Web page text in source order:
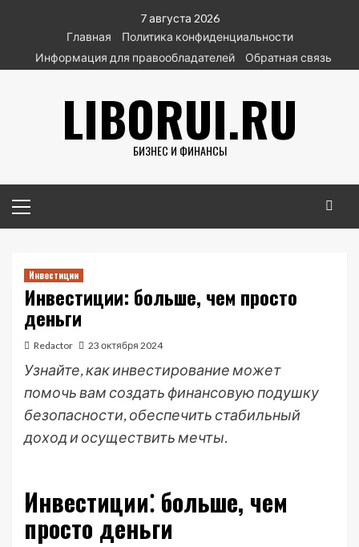
содержимому
7 августа 2026
Главная
Политика конфиденциальности
Информация для правообладателей
Обратная связь
LIBORUI.RU
БИЗНЕС И ФИНАНСЫ
меню
Инвестиции
Инвестиции: больше, чем просто
деньги
Redactor 23 октября 2024
Узнайте, как инвестирование может
помочь вам создать финансовую подушку
безопасности, обеспечить стабильный
доход и осуществить мечты.
Инвестиции⁚ больше, чем
просто деньги